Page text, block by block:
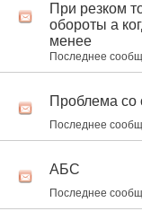
При резком
обороты а
менее
Последнее
Проблема со
Последнее
АБС
Последнее